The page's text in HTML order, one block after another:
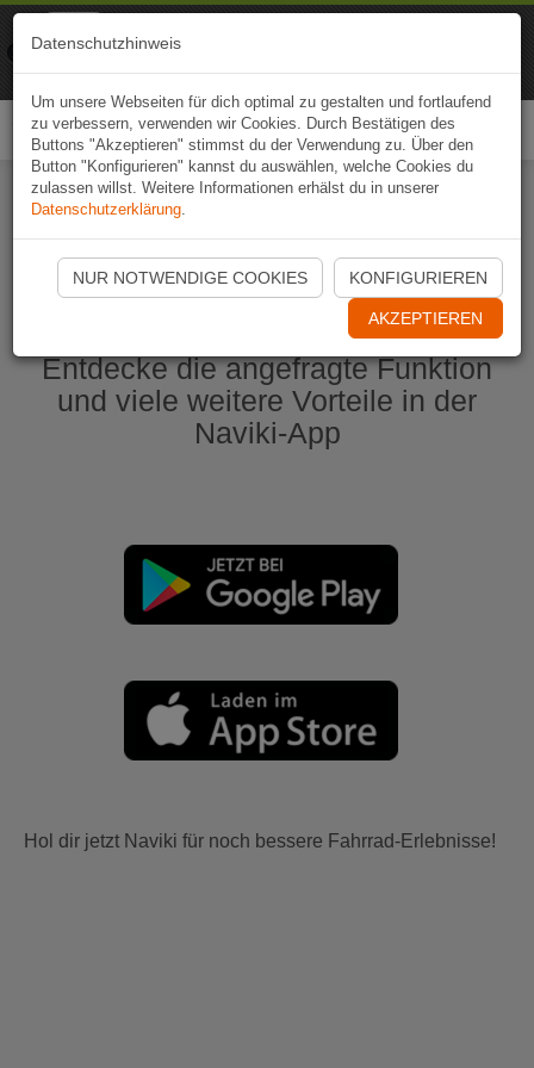
Naviki App jetzt öffnen
Entdecke die angefragte Funktion
und viele weitere Vorteile in der
Naviki-App
Hol dir jetzt Naviki für noch bessere Fahrrad-Erlebnisse!
Datenschutzhinweis
Um unsere Webseiten für dich optimal zu gestalten und fortlaufend
zu verbessern, verwenden wir Cookies. Durch Bestätigen des
Buttons "Akzeptieren" stimmst du der Verwendung zu. Über den
Button "Konfigurieren" kannst du auswählen, welche Cookies du
zulassen willst. Weitere Informationen erhälst du in unserer
Datenschutzerklärung.
NUR NOTWENDIGE COOKIES KONFIGURIEREN
AKZEPTIEREN
Naviki